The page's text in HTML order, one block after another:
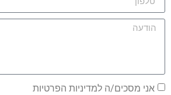
אני מסכים/ה למדיניות הפרטיות